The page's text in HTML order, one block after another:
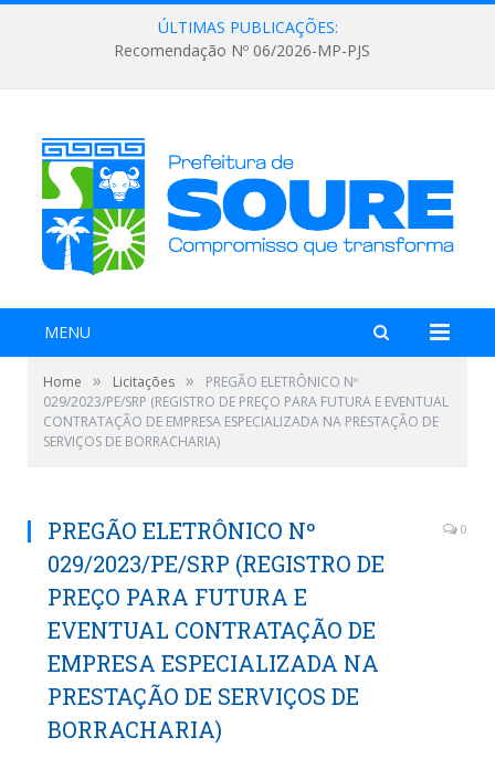
ÚLTIMAS PUBLICAÇÕES:
Recomendação Nº 06/2026-MP-PJS
MENU
Home » Licitações »
PREGÃO ELETRÔNICO Nº
029/2023/PE/SRP (REGISTRO DE PREÇO PARA FUTURA E EVENTUAL
CONTRATAÇÃO DE EMPRESA ESPECIALIZADA NA PRESTAÇÃO DE
SERVIÇOS DE BORRACHARIA)
PREGÃO ELETRÔNICO Nº
029/2023/PE/SRP (REGISTRO DE
PREÇO PARA FUTURA E
EVENTUAL CONTRATAÇÃO DE
EMPRESA ESPECIALIZADA NA
PRESTAÇÃO DE SERVIÇOS DE
BORRACHARIA)
0